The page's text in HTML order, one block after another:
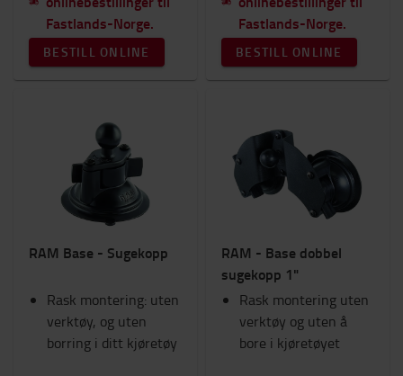
Fastlands-Norge.
BESTILL ONLINE
Fastlands-Norge.
BESTILL ONLINE
RAM Base - Sugekopp
Rask montering: uten
verktøy, og uten
borring i ditt kjøretøy
RAM - Base dobbel
sugekopp 1"
Rask montering uten
verktøy og uten å
bore i kjøretøyet